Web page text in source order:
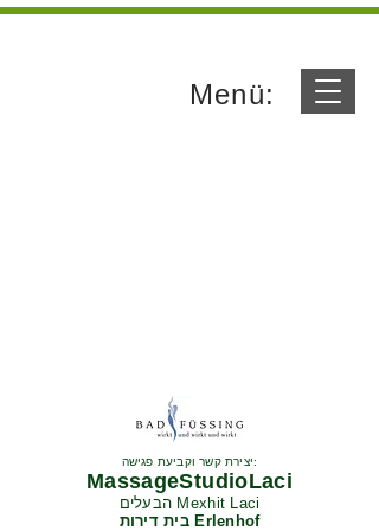
Menü:
יצירת קשר וקביעת פגישה:
MassageStudioLaci
הבעלים Mexhit Laci
בית דירות Erlenhof